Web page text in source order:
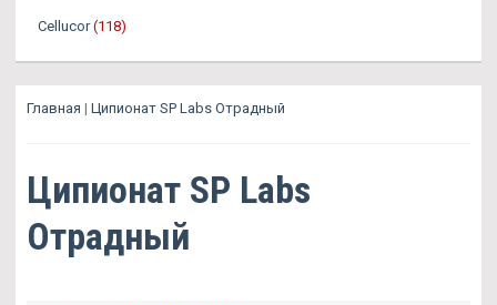
Cellucor (118)
Главная | Ципионат SP Labs Отрадный
Ципионат SP Labs
Отрадный